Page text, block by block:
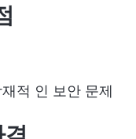
적 인 보안 문제